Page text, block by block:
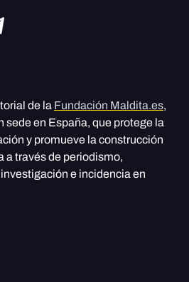
de la Fundación Maldita.es,
sede en España, que protege la
y promueve la construcción
a través de periodismo,
e incidencia en